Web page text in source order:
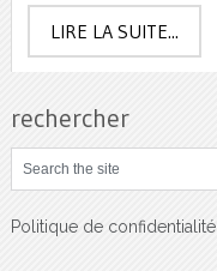
LIRE LA SUITE...
rechercher
Politique de confidentialité